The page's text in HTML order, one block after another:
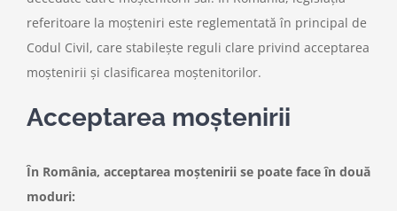
referitoare la moșteniri este reglementată în principal de
Codul Civil, care stabilește reguli clare privind acceptarea
moștenirii și clasificarea moștenitorilor.
Acceptarea moștenirii
În România, acceptarea moștenirii se poate face în două
moduri: